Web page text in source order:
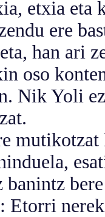
eta
ere
han ari
oso
Nik Yoli
Etorri